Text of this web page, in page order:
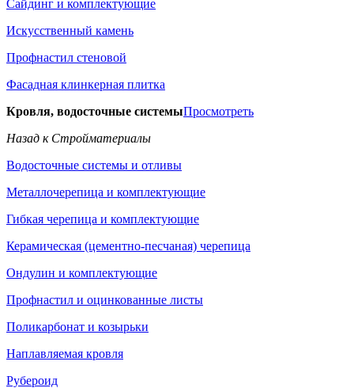
Сайдинг и комплектующие
Искусственный камень
Профнастил стеновой
Фасадная клинкерная плитка
Кровля, водосточные системыПросмотреть
Назад к Стройматериалы
Водосточные системы и отливы
Металлочерепица и комплектующие
Гибкая черепица и комплектующие
Керамическая (цементно-песчаная) черепица
Ондулин и комплектующие
Профнастил и оцинкованные листы
Поликарбонат и козырьки
Наплавляемая кровля
Рубероид